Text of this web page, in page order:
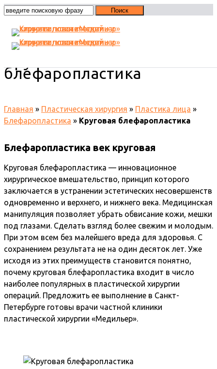
блефаропластика
Главная » Пластическая хирургия » Пластика лица »
Блефаропластика » Круговая блефаропластика
Блефаропластика век круговая
Круговая блефаропластика — инновационное
хирургическое вмешательство, принцип которого
заключается в устранении эстетических несовершенств
одновременно и верхнего, и нижнего века. Медицинская
манипуляция позволяет убрать обвисание кожи, мешки
под глазами. Сделать взгляд более свежим и молодым.
При этом всем без малейшего вреда для здоровья. С
сохранением результата не на один десяток лет. Уже
исходя из этих преимуществ становится понятно,
почему круговая блефаропластика входит в число
наиболее популярных в пластической хирургии
операций. Предложить ее выполнение в Санкт-
Петербурге готовы врачи частной клиники
пластической хирургии «Медильер».